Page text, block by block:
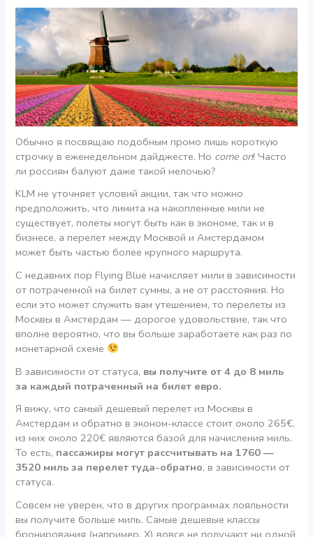
Обычно я посвящаю подобным промо лишь короткую
строчку в еженедельном дайджесте. Но come on! Часто
ли россиян балуют даже такой мелочью?
KLM не уточняет условий акции, так что можно
предположить, что лимита на накопленные мили не
существует, полеты могут быть как в экономе, так и в
бизнесе, а перелет между Москвой и Амстердамом
может быть частью более крупного маршрута.
С недавних пор Flying Blue начисляет мили в зависимости
от потраченной на билет суммы, а не от расстояния. Но
если это может служить вам утешением, то перелеты из
Москвы в Амстердам — дорогое удовольствие, так что
вполне вероятно, что вы больше заработаете как раз по
монетарной схеме
В зависимости от статуса, вы получите от 4 до 8 миль
за каждый потраченный на билет евро.
Я вижу, что самый дешевый перелет из Москвы в
Амстердам и обратно в эконом-классе стоит около 265€,
из них около 220€ являются базой для начисления миль.
То есть, пассажиры могут рассчитывать на 1760 —
3520 миль за перелет туда-обратно, в зависимости от
статуса.
Совсем не уверен, что в других программах лояльности
вы получите больше миль. Самые дешевые классы
бронирования (например, Х) вовсе не получают ни одной